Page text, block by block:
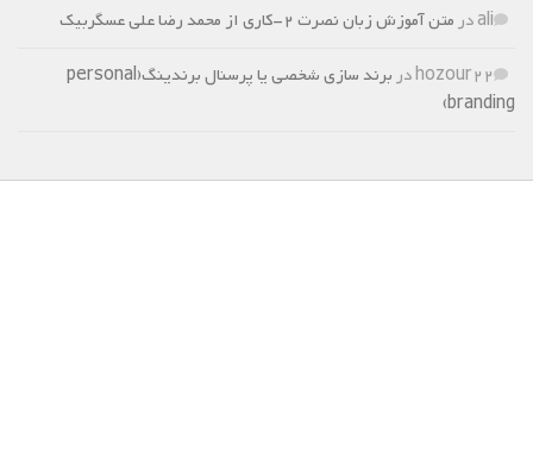
aliدرمتن آموزش زبان نصرت 2-کاری از محمد رضا علی عسگربیک
hozour22در
برند سازی شخصی یا پرسنال برندینگ(personal
branding)